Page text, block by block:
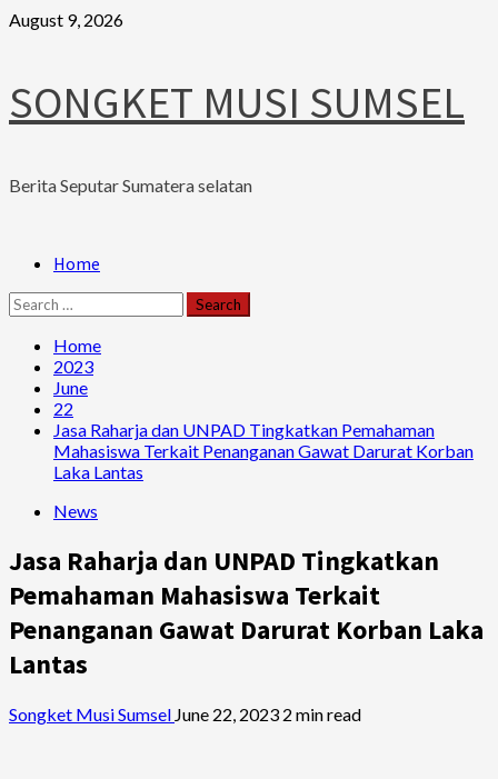
Skip
August 9, 2026
SONGKET MUSI SUMSEL
Berita Seputar Sumatera selatan
PrimaryHome
Search
for:
Home
2023
June
22
Jasa Raharja dan UNPAD Tingkatkan Pemahaman
Mahasiswa Terkait Penanganan Gawat Darurat Korban
Laka Lantas
News
Jasa Raharja dan UNPAD Tingkatkan
Pemahaman Mahasiswa Terkait
Penanganan Gawat Darurat Korban Laka
Lantas
Songket Musi Sumsel June 22, 2023 2 min read